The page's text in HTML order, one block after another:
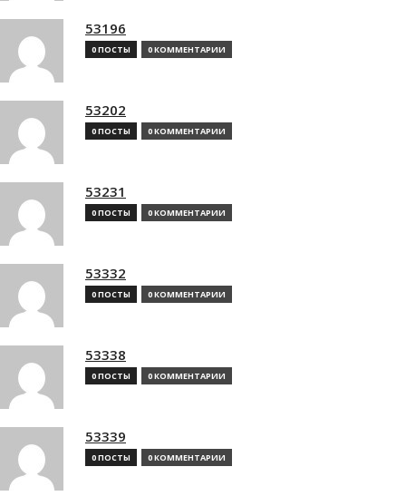
53196
0 ПОСТЫ 0 КОММЕНТАРИИ
53202
0 ПОСТЫ 0 КОММЕНТАРИИ
53231
0 ПОСТЫ 0 КОММЕНТАРИИ
53332
0 ПОСТЫ 0 КОММЕНТАРИИ
53338
0 ПОСТЫ 0 КОММЕНТАРИИ
53339
0 ПОСТЫ 0 КОММЕНТАРИИ